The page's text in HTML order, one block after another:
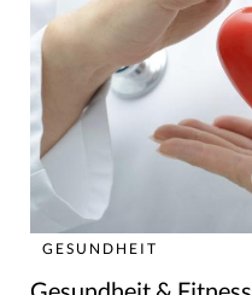
GESUNDHEIT